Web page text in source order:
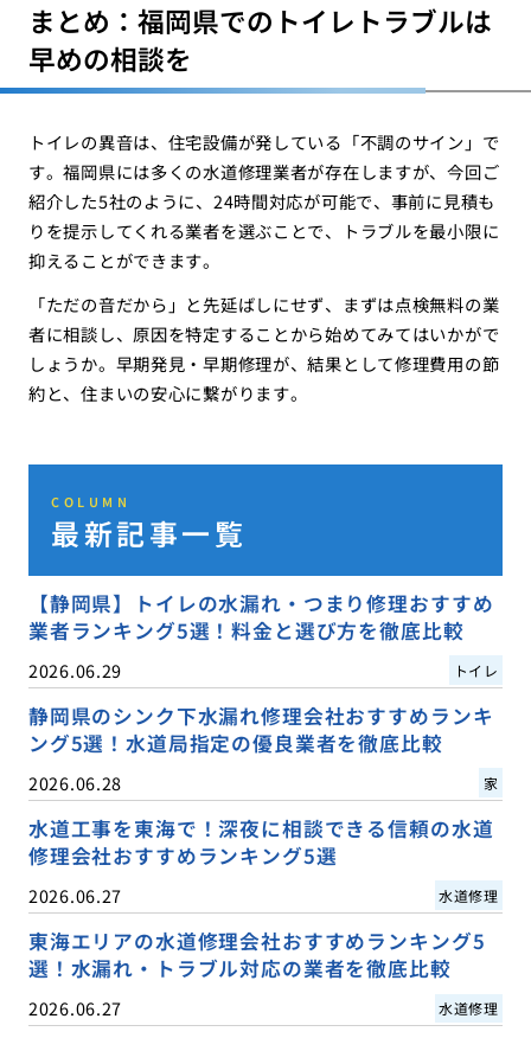
まとめ：福岡県でのトイレトラブルは
早めの相談を
トイレの異音は、住宅設備が発している「不調のサイン」で
す。福岡県には多くの水道修理業者が存在しますが、今回ご
紹介した5社のように、24時間対応が可能で、事前に見積も
りを提示してくれる業者を選ぶことで、トラブルを最小限に
抑えることができます。
「ただの音だから」と先延ばしにせず、まずは点検無料の業
者に相談し、原因を特定することから始めてみてはいかがで
しょうか。早期発見・早期修理が、結果として修理費用の節
約と、住まいの安心に繋がります。
COLUMN
最新記事一覧
【静岡県】トイレの水漏れ・つまり修理おすすめ
業者ランキング5選！料金と選び方を徹底比較
2026.06.29 トイレ
静岡県のシンク下水漏れ修理会社おすすめランキ
ング5選！水道局指定の優良業者を徹底比較
2026.06.28 家
水道工事を東海で！深夜に相談できる信頼の水道
修理会社おすすめランキング5選
2026.06.27 水道修理
東海エリアの水道修理会社おすすめランキング5
選！水漏れ・トラブル対応の業者を徹底比較
2026.06.27 水道修理